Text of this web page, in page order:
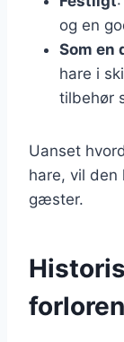
og en
Som en
hare i
tilbehør
Uanset
hare, vil
gæster.